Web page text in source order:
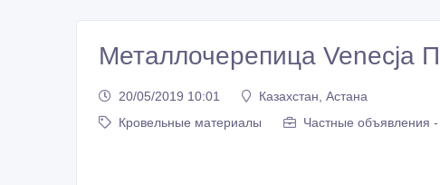
Металлочерепица Venecja
20/05/2019 10:01
Казахстан, Астана
Кровельные материалы
Частные объявления